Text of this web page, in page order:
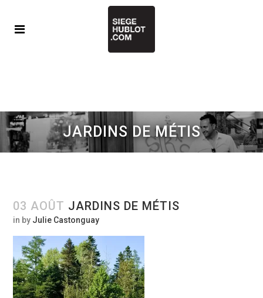
JARDINS DE MÉTIS
03 AOÛT JARDINS DE MÉTIS
in by Julie Castonguay